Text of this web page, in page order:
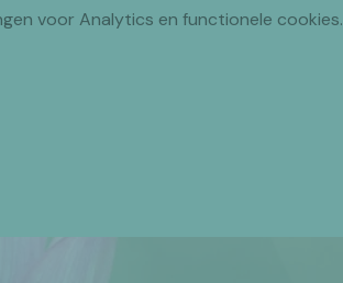
voor Analytics en functionele cookies.